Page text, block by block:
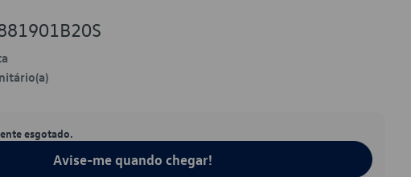
esgotado.
Avise-me quando chegar!